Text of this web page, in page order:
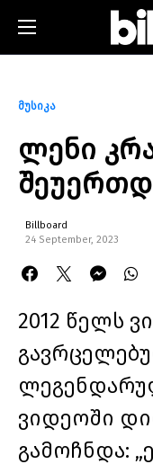
მუსიკა
ლენი
Billboard
24 September, 2023
2012 წელს
ვიდეოში
გამოჩნდა: